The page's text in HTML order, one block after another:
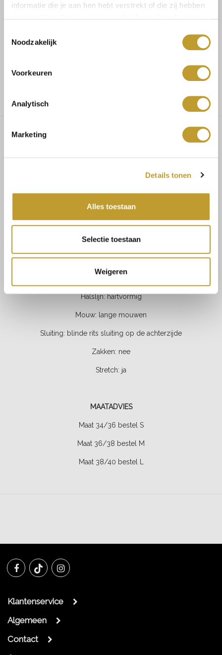
informatie die je aan hen hebt verstrekt of die zij hebben
Noodzakelijk
Voorkeuren
Analytisch
Marketing
Details tonen
Alles toestaan
Selectie toestaan
Weigeren
Voor 17.30u besteld, dezelfde dag verzonden
Ayleen feather detail bandage
dress black
PRODUCT SPECIFICATIES
Materiaal: 90% polyester, 10% polyamide
Kleur: zwart
Fit: aansluitend
Lengte: normaal
Halslijn: hartvormig
Mouw: lange mouwen
Sluiting: blinde rits sluiting op de achterzijde
Zakken: nee
Stretch: ja
MAATADVIES
Maat 34/36 bestel S
Maat 36/38 bestel M
Maat 38/40 bestel L
Klantenservice
Algemeen
Contact